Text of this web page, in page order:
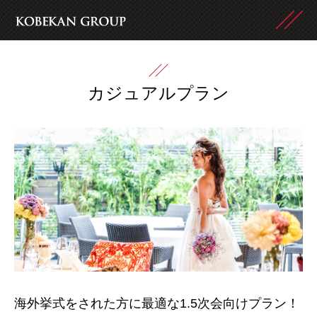
カジュアルプラン
海外挙式をされた方に最適な1.5次会向けプラン！